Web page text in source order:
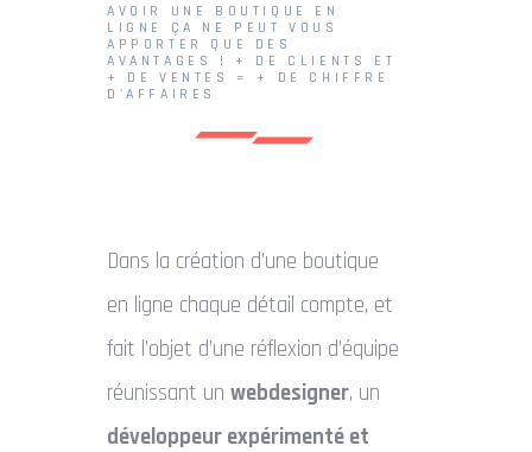
AVOIR UNE BOUTIQUE EN
LIGNE ÇA NE PEUT VOUS
APPORTER QUE DES
AVANTAGES ! + DE CLIENTS ET
+ DE VENTES = + DE CHIFFRE
D'AFFAIRES
Dans la création d’une boutique
en ligne chaque détail compte, et
fait l’objet d’une réflexion d’équipe
réunissant un webdesigner, un
développeur expérimenté et